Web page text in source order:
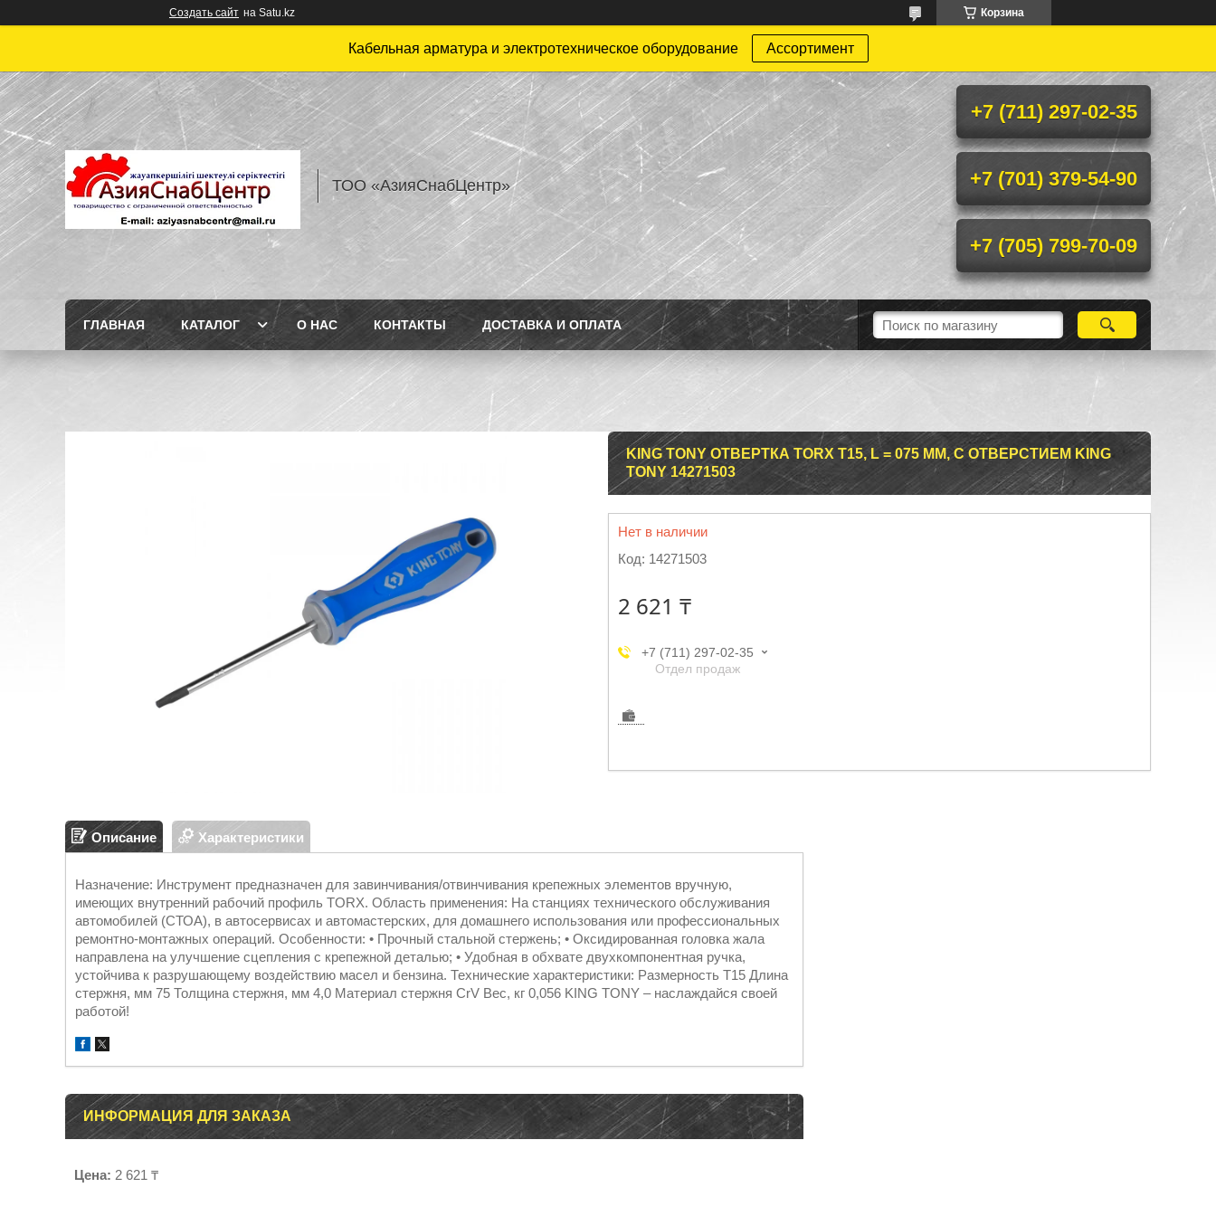
Создать сайт на Satu.kz Корзина
Кабельная арматура и электротехническое оборудование Ассортимент
ТОО «АзияСнабЦентр»
+7 (711) 297-02-35
+7 (701) 379-54-90
+7 (705) 799-70-09
ГЛАВНАЯ КАТАЛОГ О НАС КОНТАКТЫ ДОСТАВКА И ОПЛАТА
KING TONY ОТВЕРТКА TORX Т15, L = 075 ММ, С ОТВЕРСТИЕМ KING
TONY 14271503
Нет в наличии
Код: 14271503
2 621 ₸
+7 (711) 297-02-35
Отдел продаж
Описание Характеристики
Назначение: Инструмент предназначен для завинчивания/отвинчивания крепежных элементов вручную,
имеющих внутренний рабочий профиль TORX. Область применения: На станциях технического обслуживания
автомобилей (СТОА), в автосервисах и автомастерских, для домашнего использования или профессиональных
ремонтно-монтажных операций. Особенности: • Прочный стальной стержень; • Оксидированная головка жала
направлена на улучшение сцепления с крепежной деталью; • Удобная в обхвате двухкомпонентная ручка,
устойчива к разрушающему воздействию масел и бензина. Технические характеристики: Размерность T15 Длина
стержня, мм 75 Толщина стержня, мм 4,0 Материал стержня CrV Вес, кг 0,056 KING TONY – наслаждайся своей
работой!
ИНФОРМАЦИЯ ДЛЯ ЗАКАЗА
Цена: 2 621 ₸